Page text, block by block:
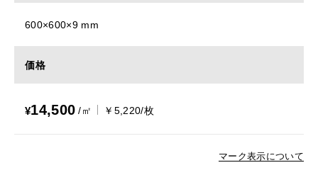
600×600×9 mm
価格
¥14,500 /㎡ ￥5,220/枚
マーク表示について